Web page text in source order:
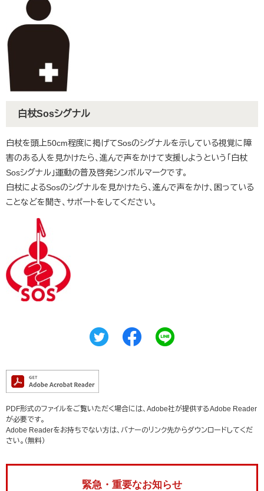
白杖Sosシグナル
白杖を頭上50cm程度に掲げてSosのシグナルを示している視覚に障
害のある人を見かけたら、進んで声をかけて支援しようという「白杖
Sosシグナル」運動の普及啓発シンボルマークです。
白杖によるSosのシグナルを見かけたら、進んで声をかけ、困っている
ことなどを聞き、サポートをしてください。
PDF形式のファイルをご覧いただく場合には、Adobe社が提供するAdobe Reader
が必要です。
Adobe Readerをお持ちでない方は、バナーのリンク先からダウンロードしてくだ
さい。（無料）
緊急・重要なお知らせ